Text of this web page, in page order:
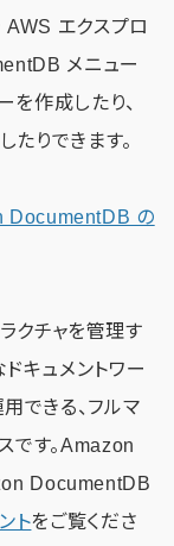
エクスプロ
メニュー
作成したり、
りできます。
DocumentDB の
クチャを管理す
キュメントワー
できる、フルマ
です。Amazon
DocumentDB
トをご覧くださ